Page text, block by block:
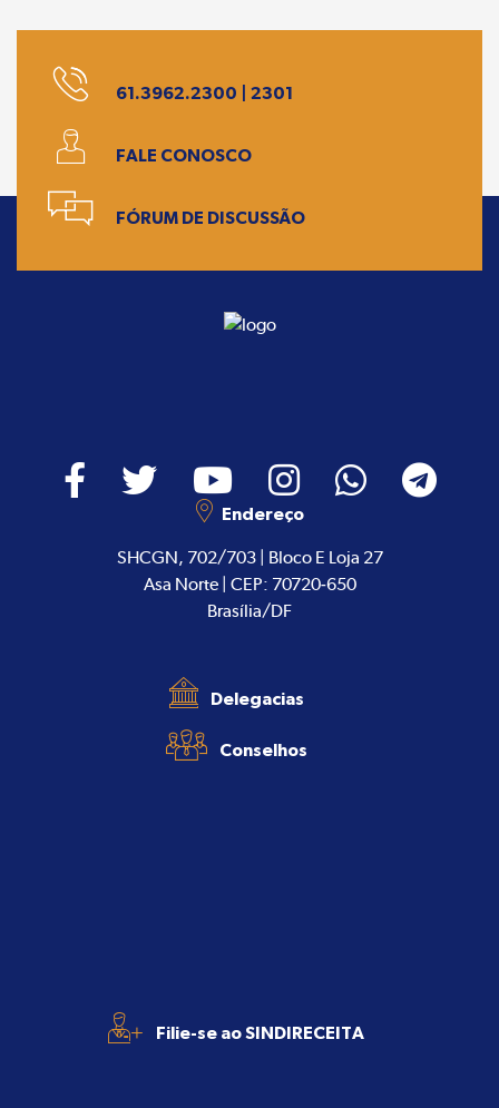
61.3962.2300 | 2301
FALE CONOSCO
FÓRUM DE DISCUSSÃO
Endereço
SHCGN, 702/703 | Bloco E Loja 27
Asa Norte | CEP: 70720-650
Brasília/DF
Delegacias
Conselhos
+ Filie-se ao SINDIRECEITA